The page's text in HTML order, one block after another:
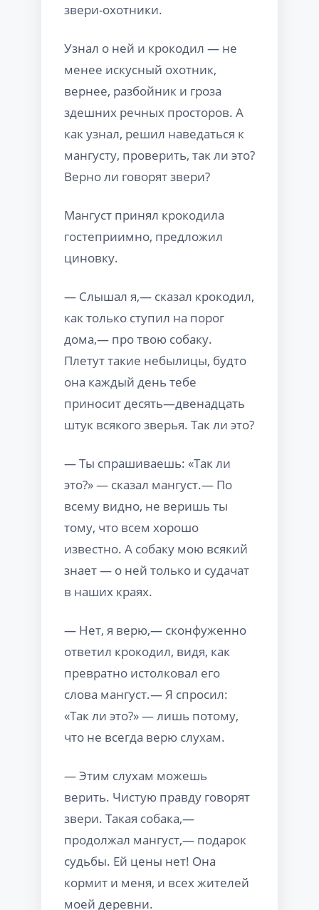
звери-охотники.
Узнал о ней и крокодил — не
менее искусный охотник,
вернее, разбойник и гроза
здешних речных просторов. А
как узнал, решил наведаться к
мангусту, проверить, так ли это?
Верно ли говорят звери?
Мангуст принял крокодила
гостеприимно, предложил
циновку.
— Слышал я,— сказал крокодил,
как только ступил на порог
дома,— про твою собаку.
Плетут такие небылицы, будто
она каждый день тебе
приносит десять—двенадцать
штук всякого зверья. Так ли это?
— Ты спрашиваешь: «Так ли
это?» — сказал мангуст.— По
всему видно, не веришь ты
тому, что всем хорошо
известно. А собаку мою всякий
знает — о ней только и судачат
в наших краях.
— Нет, я верю,— сконфуженно
ответил крокодил, видя, как
превратно истолковал его
слова мангуст.— Я спросил:
«Так ли это?» — лишь потому,
что не всегда верю слухам.
— Этим слухам можешь
верить. Чистую правду говорят
звери. Такая собака,—
продолжал мангуст,— подарок
судьбы. Ей цены нет! Она
кормит и меня, и всех жителей
моей деревни.